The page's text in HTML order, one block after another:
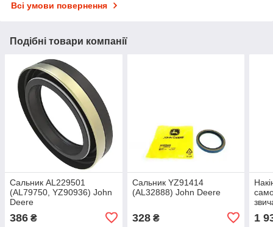
Всі умови повернення
Подібні товари компанії
Сальник AL229501
(AL79750, YZ90936) John
Deere
386 ₴
Сальник YZ91414
(AL32888) John Deere
328₴ 1